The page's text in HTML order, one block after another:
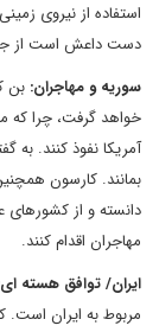
استفاده از نیروی
دست داعش است از
سوریه و مهاجران: بن
خواهد گرفت، چرا که
آمریکا نفوذ کنند.
بمانند. کارسون
دانسته و از
مهاجران اقدام کنند.
ایران/ توافق هسته ای
مربوط به ایران است.